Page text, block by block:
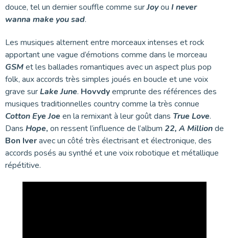
douce, tel un dernier souffle comme surJoyou I never
wanna make you sad.
Les musiques alternent entre morceaux intenses et rock
apportant une vague d’émotions comme dans le morceau
GSMet les ballades romantiques avec un aspect plus pop
folk, aux accords très simples joués en boucle et une voix
grave surLake June. Hovvdyemprunte des références des
musiques traditionnelles country comme la très connue
Cotton Eye Joeen la remixant à leur goût dans True Love.
Dans Hope, on ressent l’influence de l’album 22, A Millionde
Bon Iveravec un côté très électrisant et électronique, des
accords posés au synthé et une voix robotique et métallique
répétitive.